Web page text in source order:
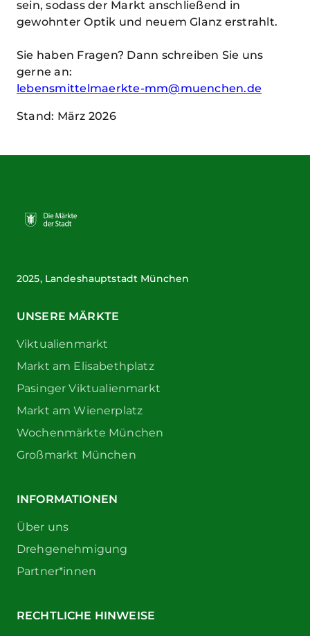
sein, sodass der Markt anschließend in
gewohnter Optik und neuem Glanz erstrahlt.
Sie haben Fragen? Dann schreiben Sie uns
gerne an:
lebensmittelmaerkte-mm@muenchen.de
Stand: März 2026
2025, Landeshauptstadt München
UNSERE MÄRKTE
Viktualienmarkt
Markt am Elisabethplatz
Pasinger Viktualienmarkt
Markt am Wienerplatz
Wochenmärkte München
Großmarkt München
INFORMATIONEN
Über uns
Drehgenehmigung
Partner*innen
RECHTLICHE HINWEISE